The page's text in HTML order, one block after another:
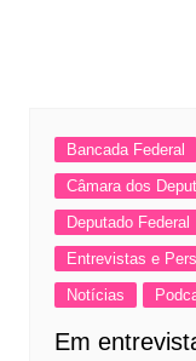
Bancada Federal
Câmara dos
Deputado Federal
Entrevistas e
Notícias
Em